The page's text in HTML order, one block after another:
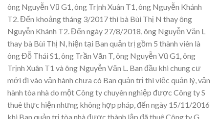
ông Nguyễn Vũ G1, ông Trịnh Xuân T1, ông Nguyễn Khánh
T2. Đến khoảng tháng 3/2017 thì bà Bùi Thị N thay ông
Nguyễn Khánh T2. Đến ngày 27/8/2018, ông Nguyễn Văn L
thay bà Bùi Thị N, hiện tại Ban quản trị gồm 5 thành viên là
ông Đỗ Thái S1, ông Trần Văn T, ông Nguyễn Vũ G1, ông
Trịnh Xuân T1 và ông Nguyễn Văn L. Ban đầu khi chung cư
mới đi vào vận hành chưa có Ban quản trị thì việc quản lý, vận
hành tòa nhà do một Công ty chuyên nghiệp được Công ty S
thuê thực hiện nhưng không hợp pháp, đến ngày 15/11/2016
khi Ban quản trị tòa nhà được thành lập đã thuê Công ty G